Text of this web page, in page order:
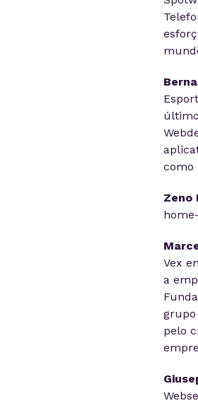
como
Zeno
Vex
a
grupo
pelo